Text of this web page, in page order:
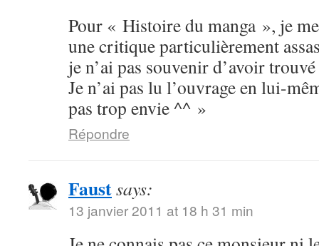
Pour « Histoire du manga », je
une critique particulièrement
je n’ai pas souvenir d’avoir
Je n’ai pas lu l’ouvrage en lui-
pas trop envie ^^ »
Répondre
Faustsays:
13 janvier 2011 at 18 h 31 min